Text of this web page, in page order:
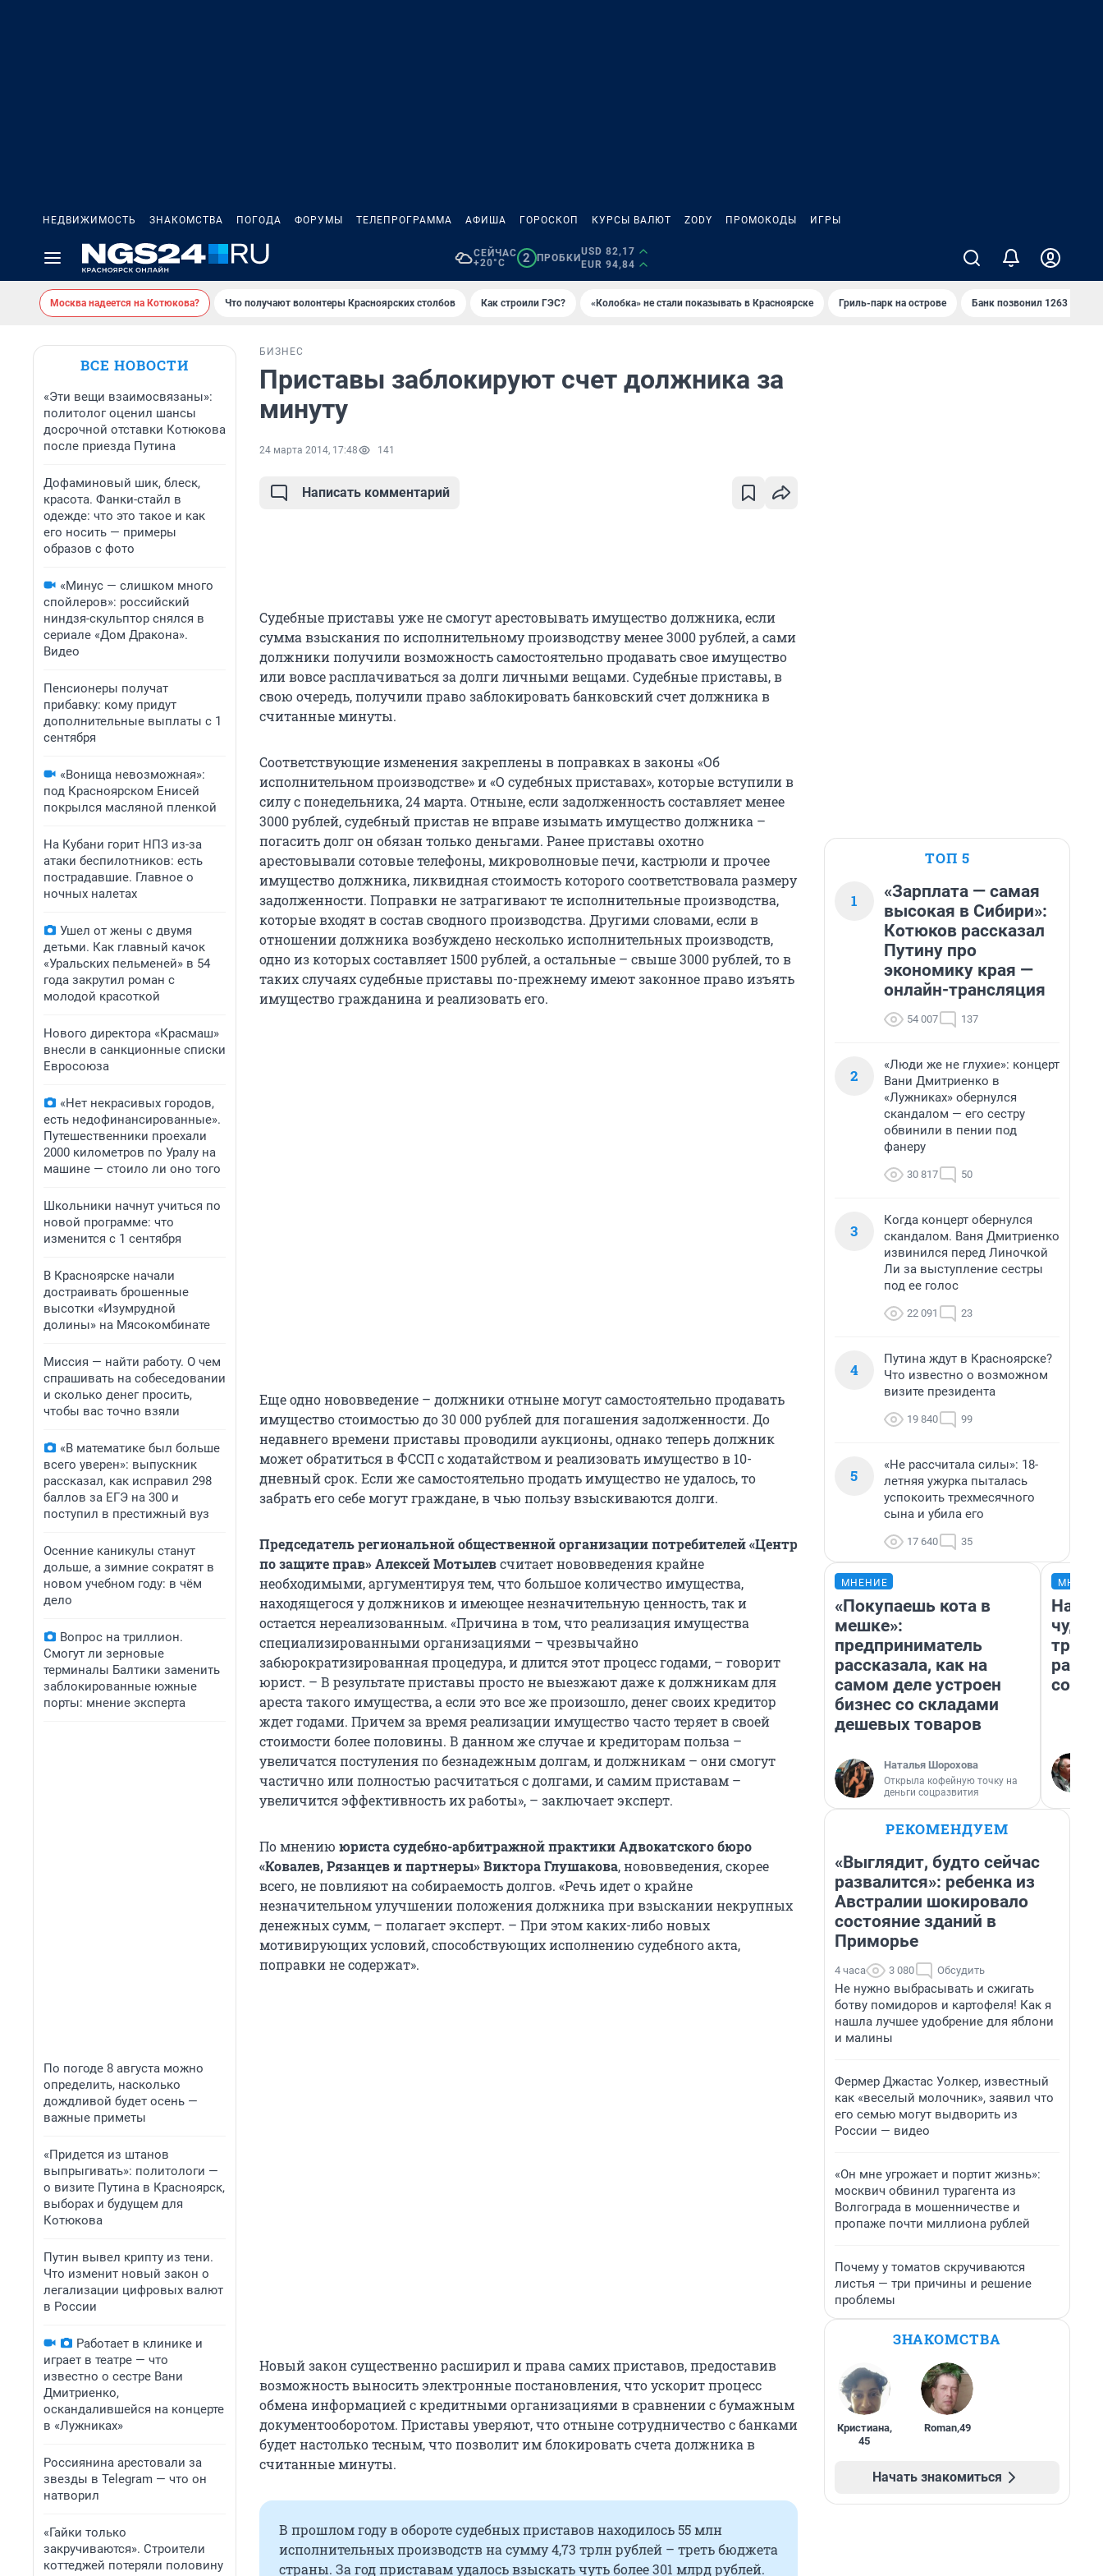
НЕДВИЖИМОСТЬ ЗНАКОМСТВА ПОГОДА ФОРУМЫ ТЕЛЕПРОГРАММА АФИША ГОРОСКОП КУРСЫ ВАЛЮТ ZODY ПРОМОКОДЫ ИГРЫ
СЕЙЧАС
+20°C
2 ПРОБКИ
USD 82,17
EUR 94,84
Москва надеется на Котюкова? Что получают волонтеры Красноярских столбов Как строили ГЭС? «Колобка» не стали показывать в Красноярске Гриль-парк на острове Банк позвонил 1263 раза
ВСЕ НОВОСТИ
«Эти вещи взаимосвязаны»:
политолог оценил шансы
досрочной отставки Котюкова
после приезда Путина
Дофаминовый шик, блеск,
красота. Фанки-стайл в
одежде: что это такое и как
его носить — примеры
образов с фото
«Минус — слишком много
спойлеров»: российский
ниндзя-скульптор снялся в
сериале «Дом Дракона».
Видео
Пенсионеры получат
прибавку: кому придут
дополнительные выплаты с 1
сентября
«Вонища невозможная»:
под Красноярском Енисей
покрылся масляной пленкой
На Кубани горит НПЗ из-за
атаки беспилотников: есть
пострадавшие. Главное о
ночных налетах
Ушел от жены с двумя
детьми. Как главный качок
«Уральских пельменей» в 54
года закрутил роман с
молодой красоткой
Нового директора «Красмаш»
внесли в санкционные списки
Евросоюза
«Нет некрасивых городов,
есть недофинансированные».
Путешественники проехали
2000 километров по Уралу на
машине — стоило ли оно того
Школьники начнут учиться по
новой программе: что
изменится с 1 сентября
В Красноярске начали
достраивать брошенные
высотки «Изумрудной
долины» на Мясокомбинате
Миссия — найти работу. О чем
спрашивать на собеседовании
и сколько денег просить,
чтобы вас точно взяли
«В математике был больше
всего уверен»: выпускник
рассказал, как исправил 298
баллов за ЕГЭ на 300 и
поступил в престижный вуз
Осенние каникулы станут
дольше, а зимние сократят в
новом учебном году: в чём
дело
Вопрос на триллион.
Смогут ли зерновые
терминалы Балтики заменить
заблокированные южные
порты: мнение эксперта
По погоде 8 августа можно
определить, насколько
дождливой будет осень —
важные приметы
«Придется из штанов
выпрыгивать»: политологи —
о визите Путина в Красноярск,
выборах и будущем для
Котюкова
Путин вывел крипту из тени.
Что изменит новый закон о
легализации цифровых валют
в России
Работает в клинике и
играет в театре — что
известно о сестре Вани
Дмитриенко,
оскандалившейся на концерте
в «Лужниках»
Россиянина арестовали за
звезды в Telegram — что он
натворил
«Гайки только
закручиваются». Строители
коттеджей потеряли половину
БИЗНЕС
Приставы заблокируют счет должника за
минуту
24 марта 2014, 17:48 141
Написать комментарий
Судебные приставы уже не смогут арестовывать имущество должника, если
сумма взыскания по исполнительному производству менее 3000 рублей, а сами
должники получили возможность самостоятельно продавать свое имущество
или вовсе расплачиваться за долги личными вещами. Судебные приставы, в
свою очередь, получили право заблокировать банковский счет должника в
считанные минуты.
Соответствующие изменения закреплены в поправках в законы «Об
исполнительном производстве» и «О судебных приставах», которые вступили в
силу с понедельника, 24 марта. Отныне, если задолженность составляет менее
3000 рублей, судебный пристав не вправе изымать имущество должника –
погасить долг он обязан только деньгами. Ранее приставы охотно
арестовывали сотовые телефоны, микроволновые печи, кастрюли и прочее
имущество должника, ликвидная стоимость которого соответствовала размеру
задолженности. Поправки не затрагивают те исполнительные производства,
которые входят в состав сводного производства. Другими словами, если в
отношении должника возбуждено несколько исполнительных производств,
одно из которых составляет 1500 рублей, а остальные – свыше 3000 рублей, то в
таких случаях судебные приставы по-прежнему имеют законное право изъять
имущество гражданина и реализовать его.
Еще одно нововведение – должники отныне могут самостоятельно продавать
имущество стоимостью до 30 000 рублей для погашения задолженности. До
недавнего времени приставы проводили аукционы, однако теперь должник
может обратиться в ФССП с ходатайством и реализовать имущество в 10-
дневный срок. Если же самостоятельно продать имущество не удалось, то
забрать его себе могут граждане, в чью пользу взыскиваются долги.
Председатель региональной общественной организации потребителей «Центр
по защите прав» Алексей Мотылевсчитает нововведения крайне
необходимыми, аргументируя тем, что большое количество имущества,
находящегося у должников и имеющее незначительную ценность, так и
остается нереализованным. «Причина в том, что реализация имущества
специализированными организациями – чрезвычайно
забюрократизированная процедура, и длится этот процесс годами, – говорит
юрист. – В результате приставы просто не выезжают даже к должникам для
ареста такого имущества, а если это все же произошло, денег своих кредитор
ждет годами. Причем за время реализации имущество часто теряет в своей
стоимости более половины. В данном же случае и кредиторам польза –
увеличатся постуления по безнадежным долгам, и должникам – они смогут
частично или полностью расчитаться с долгами, и самим приставам –
увеличится эффективность их работы», – заключает эксперт.
По мнению юриста судебно-арбитражной практики Адвокатского бюро
«Ковалев, Рязанцев и партнеры» Виктора Глушакова, нововведения, скорее
всего, не повлияют на собираемость долгов. «Речь идет о крайне
незначительном улучшении положения должника при взыскании некрупных
денежных сумм, – полагает эксперт. – При этом каких-либо новых
мотивирующих условий, способствующих исполнению судебного акта,
поправки не содержат».
Новый закон существенно расширил и права самих приставов, предоставив
возможность выносить электронные постановления, что ускорит процесс
обмена информацией с кредитными организациями в сравнении с бумажным
документооборотом. Приставы уверяют, что отныне сотрудничество с банками
будет настолько тесным, что позволит им блокировать счета должника в
считанные минуты.
В прошлом году в обороте судебных приставов находилось 55 млн
исполнительных производств на сумму 4,73 трлн рублей – треть бюджета
страны. За год приставам удалось взыскать чуть более 301 млрд рублей.
ТОП 5
1
«Зарплата — самая
высокая в Сибири»:
Котюков рассказал
Путину про
экономику края —
онлайн-трансляция
54 007 137
2
«Люди же не глухие»: концерт
Вани Дмитриенко в
«Лужниках» обернулся
скандалом — его сестру
обвинили в пении под
фанеру
30 817 50
3
Когда концерт обернулся
скандалом. Ваня Дмитриенко
извинился перед Линочкой
Ли за выступление сестры
под ее голос
22 091 23
4
Путина ждут в Красноярске?
Что известно о возможном
визите президента
19 840 99
5
«Не рассчитала силы»: 18-
летняя ужурка пыталась
успокоить трехмесячного
сына и убила его
17 640 35
МНЕНИЕ
«Покупаешь кота в
мешке»:
предприниматель
рассказала, как на
самом деле устроен
бизнес со складами
дешевых товаров
Наталья Шорохова
Открыла кофейную точку на
деньги соцразвития
РЕКОМЕНДУЕМ
«Выглядит, будто сейчас
развалится»: ребенка из
Австралии шокировало
состояние зданий в
Приморье
4 часа 3 080 Обсудить
Не нужно выбрасывать и сжигать
ботву помидоров и картофеля! Как я
нашла лучшее удобрение для яблони
и малины
Фермер Джастас Уолкер, известный
как «веселый молочник», заявил что
его семью могут выдворить из
России — видео
«Он мне угрожает и портит жизнь»:
москвич обвинил турагента из
Волгограда в мошенничестве и
пропаже почти миллиона рублей
Почему у томатов скручиваются
листья — три причины и решение
проблемы
ЗНАКОМСТВА
Кристиана,
45
Roman,49
Начать знакомиться